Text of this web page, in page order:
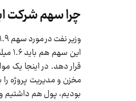
چرا سهم شرکت
قرار دهد. در اینجا یک
مخزن و مدیریت پروژه را